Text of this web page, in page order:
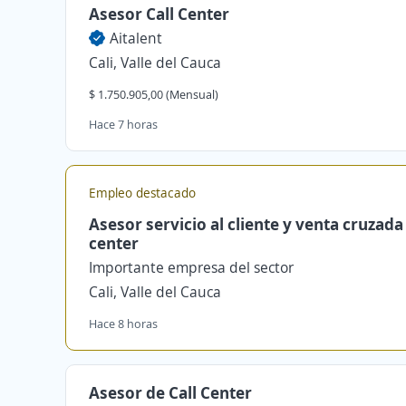
Asesor Call Center
Aitalent
Cali, Valle del Cauca
$ 1.750.905,00 (Mensual)
Hace 7 horas
Empleo destacado
Asesor servicio al cliente y venta
center
Importante empresa del sector
Cali, Valle del Cauca
Hace 8 horas
Asesor de Call Center